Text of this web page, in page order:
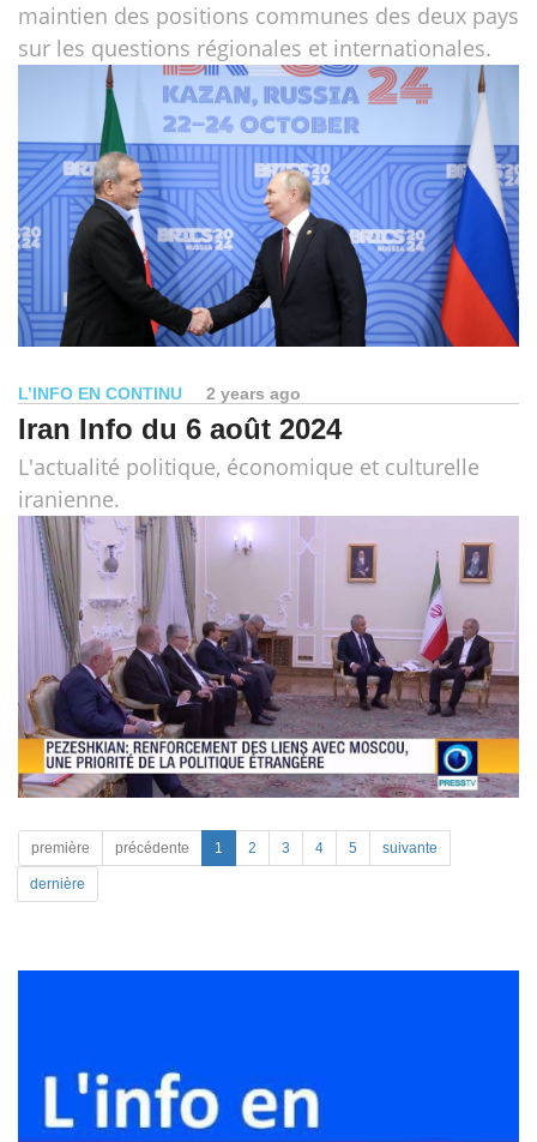
maintien des positions communes des deux pays
sur les questions régionales et internationales.
L’INFO EN CONTINU 2 years ago
Iran Info du 6 août 2024
L'actualité politique, économique et culturelle
iranienne.
première précédente 1 2 3 4 5 suivante
dernière